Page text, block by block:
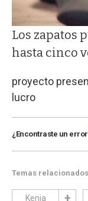
Los zapatos
hasta cinco
proyecto
lucro
¿Encontraste un
Temas relacionados
Kenia